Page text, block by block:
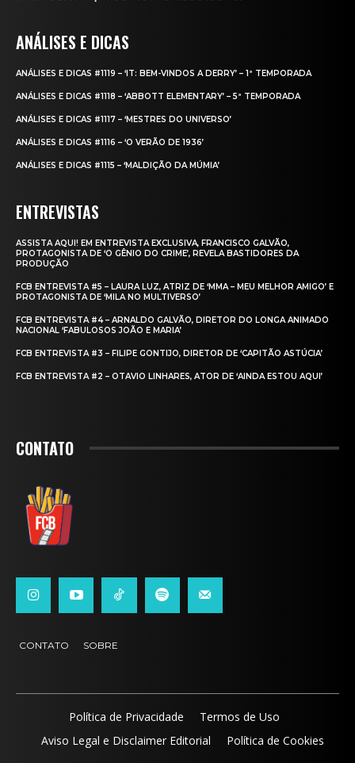
ANÁLISES E DICAS
ANÁLISES E DICAS #1119 – ‘IT: BEM-VINDOS A DERRY’ – 1ª TEMPORADA
ANÁLISES E DICAS #1118 – ‘ABBOTT ELEMENTARY’ – 5ª TEMPORADA
ANÁLISES E DICAS #1117 – ‘MESTRES DO UNIVERSO’
ANÁLISES E DICAS #1116 – ‘O VERÃO DE 1936’
ANÁLISES E DICAS #1115 – ‘MALDIÇÃO DA MÚMIA’
ENTREVISTAS
ASSISTA AQUI! EM ENTREVISTA EXCLUSIVA, FRANCISCO GALVÃO,
PROTAGONISTA DE ‘O GÊNIO DO CRIME’, REVELA BASTIDORES DA
PRODUÇÃO
FCB ENTREVISTA #5 – LAURA LUZ, ATRIZ DE ‘MMA – MEU MELHOR AMIGO’ E
PROTAGONISTA DE ‘MILA NO MULTIVERSO’
FCB ENTREVISTA #4 – ARNALDO GALVÃO, DIRETOR DO LONGA ANIMADO
NACIONAL ‘FABULOSOS JOÃO E MARIA’
FCB ENTREVISTA #3 – FILIPE GONTIJO, DIRETOR DE ‘CAPITÃO ASTÚCIA’
FCB ENTREVISTA #2 – OTAVIO LINHARES, ATOR DE ‘AINDA ESTOU AQUI’
CONTATO
CONTATO SOBRE
Política de Privacidade
Termos de Uso
Aviso Legal e Disclaimer Editorial
Política de Cookies